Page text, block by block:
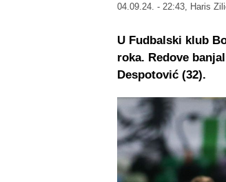
04.09.24. - 22:43, Haris
U Fudbalski klub
roka. Redove
Despotović (32).